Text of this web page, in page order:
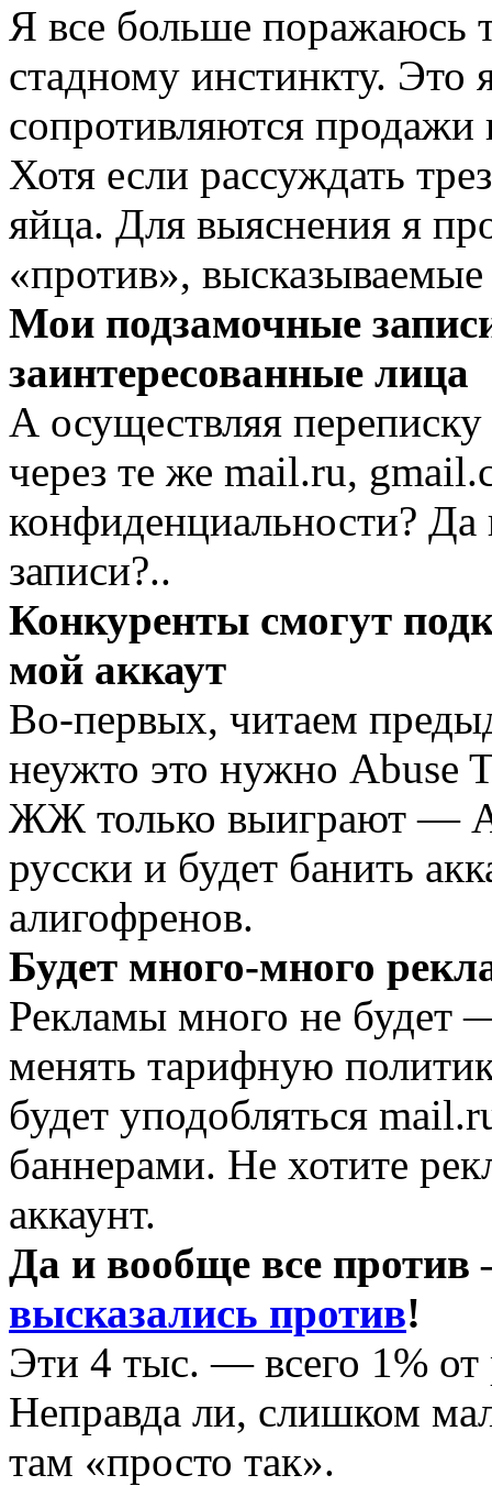
Я все больше поражаюсь
стадному инстинкту. Это
сопротивляются
Хотя если рассуждать
яйца. Для выяснения я
«против»,
Мои подзамочные
заинтересованные лица
А осуществляя
через те же mail.ru,
конфиденциальности?
записи?..
Конкуренты смогут
мой аккаут
Во-первых, читаем
неужто это нужно Abuse
ЖЖ только выиграют —
русски и будет банить
алигофренов.
Будет много-много
Рекламы много не будет
менять тарифную
будет уподобляться
баннерами. Не хотите
аккаунт.
Да и вообще все
высказались против!
Эти 4 тыс. — всего 1%
Неправда ли, слишком
там «просто так».